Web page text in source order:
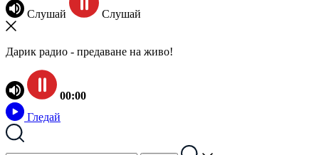
Слушай Слушай
Дарик радио - предаване на живо!
00:00
Гледай